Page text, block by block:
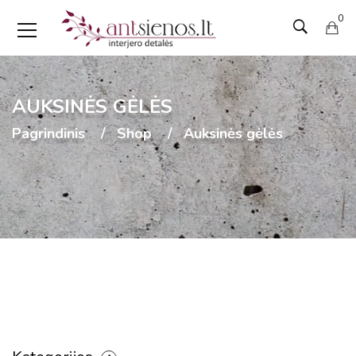
0
AUKSINĖS GĖLĖS
Pagrindinis Shop Auksinės gėlės